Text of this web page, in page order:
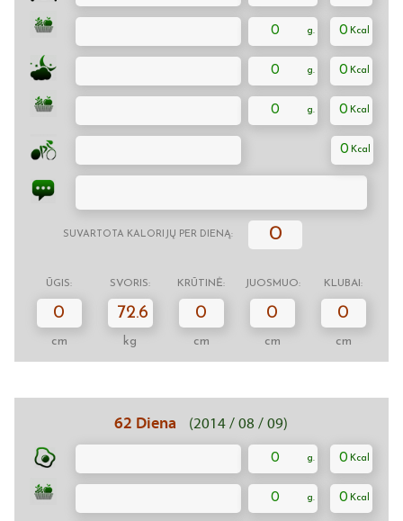
0 0
0 0
0 0
0
SUVARTOTA KALORIJŲ PER DIENĄ: 0
ŪGIS: SVORIS: KRŪTINĖ: JUOSMUO: KLUBAI:
0
cm
72.6
kg
0
cm
0
cm
0
cm
62 Diena (2014 / 08 / 09)
0 0
0 0